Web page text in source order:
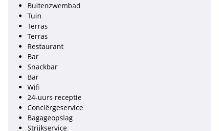
Buitenzwembad
Tuin
Terras
Terras
Restaurant
Bar
Snackbar
Bar
Wifi
24-uurs receptie
Conciërgeservice
Bagageopslag
Strijkservice